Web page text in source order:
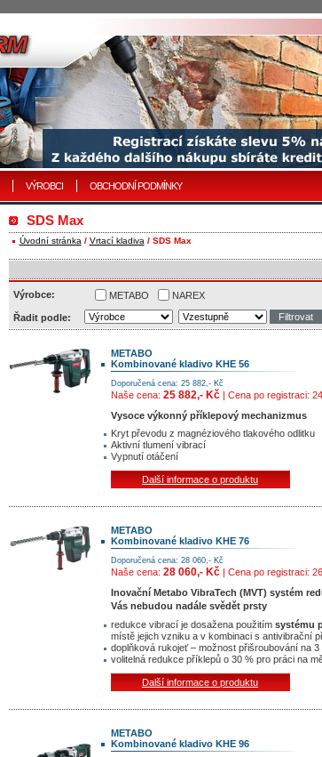
VÝROBCI OBCHODNÍ PODMÍNKY
SDS Max
Úvodní stránka / Vrtací kladiva / SDS Max
Výrobce: METABO NAREX
Řadit podle:
METABO
Kombinované kladivo KHE 56
Doporučená cena: 25 882,- Kč
Naše cena: 25 882,- Kč | Cena po registraci:
Vysoce výkonný příklepový mechanizmus
Kryt převodu z magnéziového tlakového odlitku
Aktivní tlumení vibrací
Vypnutí otáčení
Další informace o produktu
METABO
Kombinované kladivo KHE 76
Doporučená cena: 28 060,- Kč
Naše cena: 28 060,- Kč
| Cena po registraci:
Inovační Metabo VibraTech (MVT) systém
Vás nebudou nadále svědět prsty
redukce vibrací je dosažena použitím systému
místě jejich vzniku a v kombinaci s antivibrační
doplňková rukojeť – možnost přišroubování na
volitelná redukce příklepů o 30 % pro práci na
Další informace o produktu
METABO
Kombinované kladivo KHE 96